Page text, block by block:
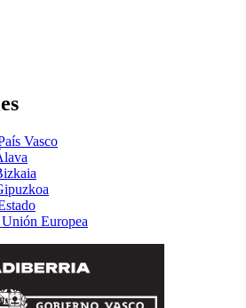
Vasco
Europea